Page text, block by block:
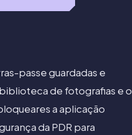
passe guardadas e
de fotografias e o
a aplicação
da PDR para